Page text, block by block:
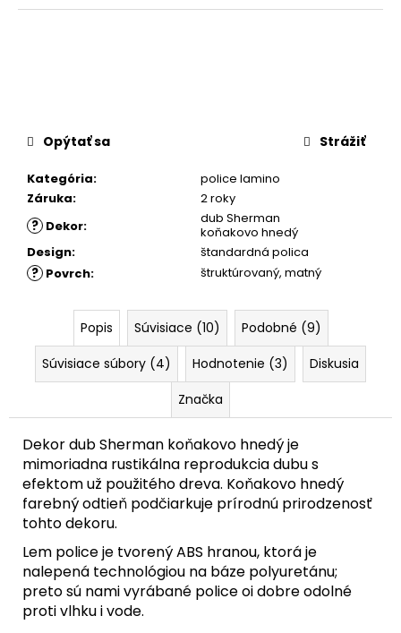
Kategória:
police lamino
Záruka: 2 roky
? Dekor:
dub Sherman
koňakovo hnedý
Design: štandardná polica
? Povrch: štruktúrovaný, matný
Opýtať sa Strážiť
Popis Súvisiace (10)
Podobné (9)
Súvisiace súbory (4)
Hodnotenie (3)
Diskusia
Značka
Dekor dub Sherman koňakovo hnedý je
mimoriadna rustikálna reprodukcia dubu s
efektom už použitého dreva. Koňakovo hnedý
farebný odtieň podčiarkuje prírodnú prirodzenosť
tohto dekoru.
Lem police je tvorený ABS hranou, ktorá je
nalepená technológiou na báze polyuretánu;
preto sú nami vyrábané police oi dobre odolné
proti vlhku i vode.